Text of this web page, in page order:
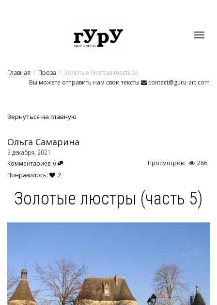
Главная Проза
Золотые люстры (часть 5)
Вы можете отправить нам свои тексты
contact@guru-art.com
Вернуться на главную
Ольга Самарина
3 декабря, 2021
Комментариев: 0 Просмотров:
286
Понравилось:
2
Золотые люстры (часть 5)